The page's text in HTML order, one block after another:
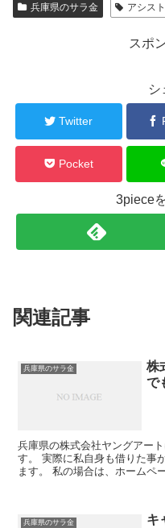
兵庫県のサラ金 アシスト
スポ
シ
Twitter
Pocket
3piece
関連記事
兵庫県のサラ金
株
で
兵庫県の株式会社ヤングアー
す。 実際に私自身も借りた事
ます。 私の場合は、ホームペ
兵庫県のサラ金
キ